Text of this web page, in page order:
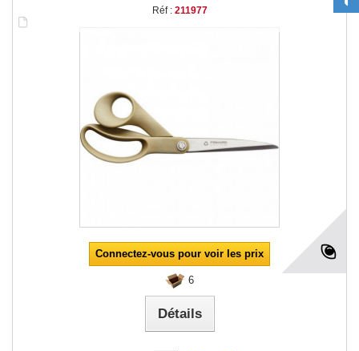
Réf : 211977
Connectez-vous pour voir les prix
6
Détails